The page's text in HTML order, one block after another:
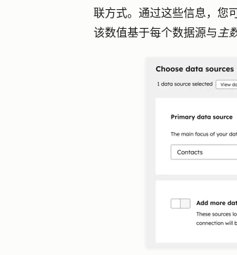
联方式。通过这些信息，您
该数值基于每个数据源与 主